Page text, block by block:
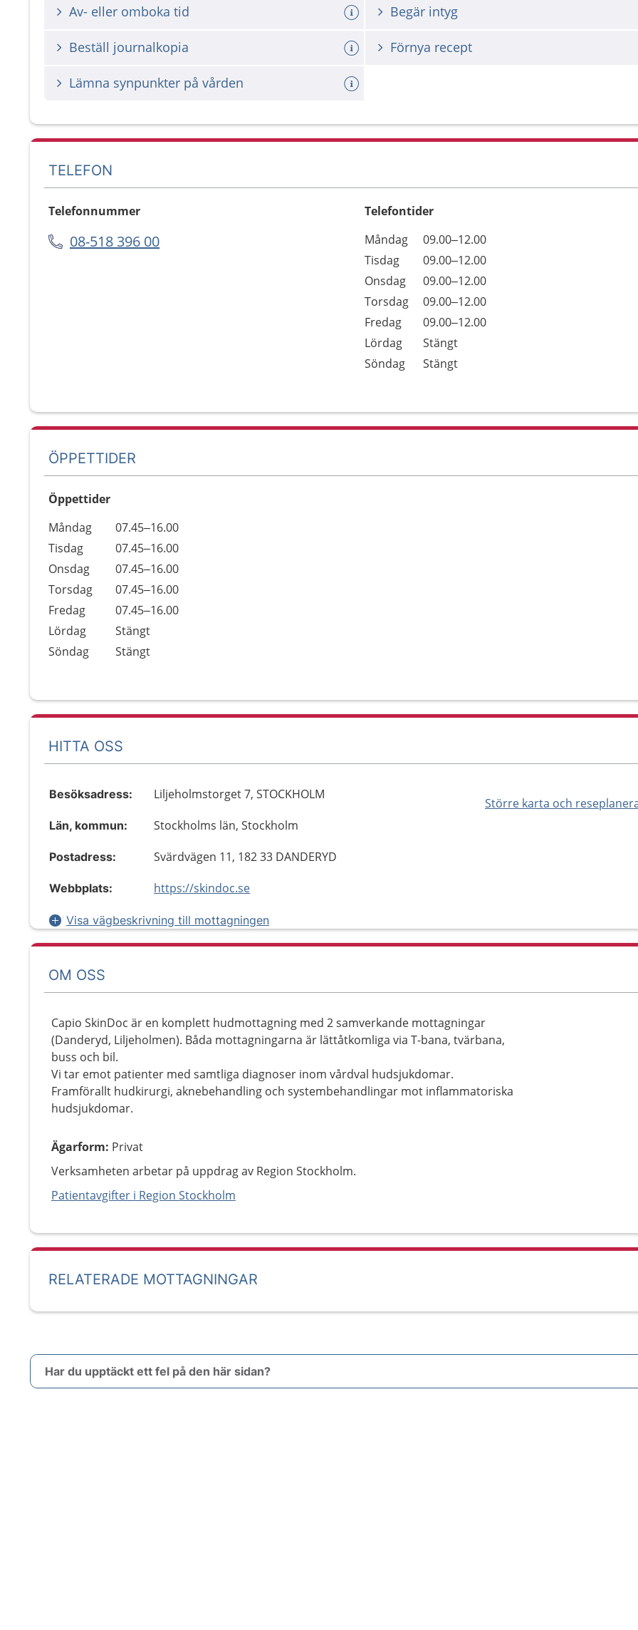
Av- eller omboka tid Begär intyg
Beställ journalkopia Förnya recept
Lämna synpunkter på vården
TELEFON
Telefonnummer
08-518 396 00
Telefontider
Dag
Öppettider
Kommentarer
Måndag
09.00–12.00
Tisdag
09.00–12.00
Onsdag
09.00–12.00
Torsdag
09.00–12.00
Fredag
09.00–12.00
Lördag
Stängt
Söndag
Stängt
ÖPPETTIDER
Öppettider
Dag
Öppettider
Kommentarer
Måndag
07.45–16.00
Tisdag
07.45–16.00
Onsdag
07.45–16.00
Torsdag
07.45–16.00
Fredag
07.45–16.00
Lördag
Stängt
Söndag
Stängt
HITTA OSS
Större karta och
Besöksadress: Liljeholmstorget 7, STOCKHOLM
Län, kommun: Stockholms län, Stockholm
Postadress: Svärdvägen 11, 182 33 DANDERYD
Webbplats: https://skindoc.se
Visa vägbeskrivning till mottagningen
OM OSS
Capio SkinDoc är en komplett hudmottagning med 2 samverkande mottagningar
(Danderyd, Liljeholmen). Båda mottagningarna är lättåtkomliga via T-bana, tvärbana,
buss och bil.
Vi tar emot patienter med samtliga diagnoser inom vårdval hudsjukdomar.
Framförallt hudkirurgi, aknebehandling och systembehandlingar mot inflammatoriska
hudsjukdomar.
Ägarform: Privat
Verksamheten arbetar på uppdrag av Region Stockholm.
Patientavgifter i Region Stockholm
RELATERADE MOTTAGNINGAR
Har du upptäckt ett fel på den här sidan?